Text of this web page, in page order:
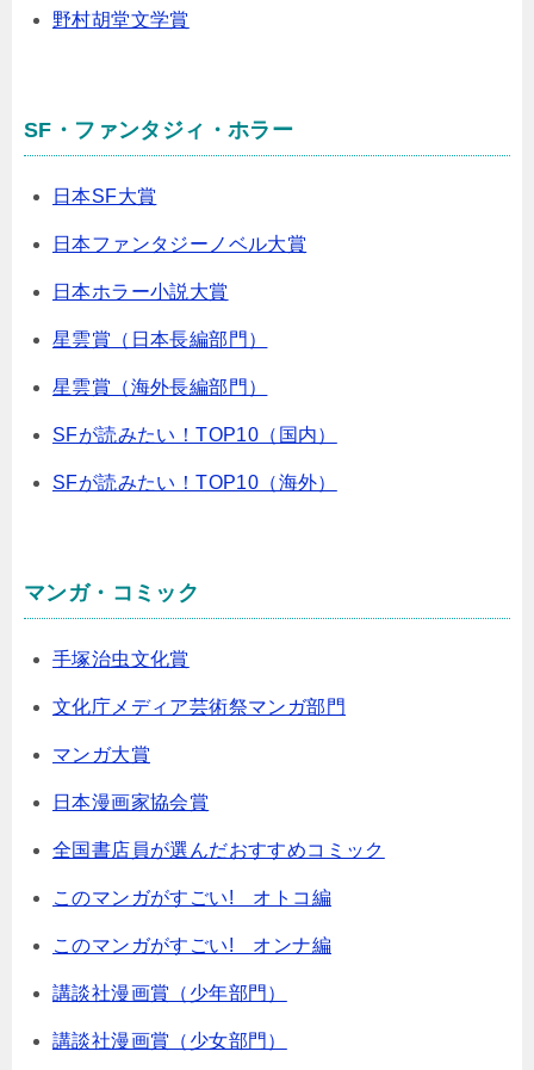
野村胡堂文学賞
SF・ファンタジィ・ホラー
日本SF大賞
日本ファンタジーノベル大賞
日本ホラー小説大賞
星雲賞（日本長編部門）
星雲賞（海外長編部門）
SFが読みたい！TOP10（国内）
SFが読みたい！TOP10（海外）
マンガ・コミック
手塚治虫文化賞
文化庁メディア芸術祭マンガ部門
マンガ大賞
日本漫画家協会賞
全国書店員が選んだおすすめコミック
このマンガがすごい! オトコ編
このマンガがすごい! オンナ編
講談社漫画賞（少年部門）
講談社漫画賞（少女部門）